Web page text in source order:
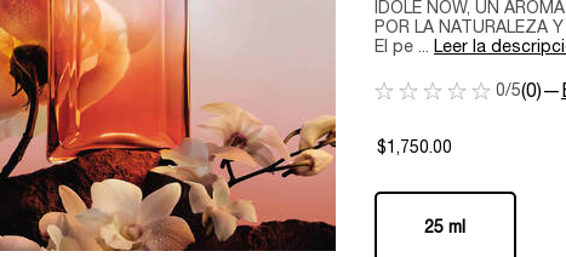
IDÔLE NOW, UN
POR LA NATURALEZA
El pe ... Leer la
0/5(0)—
$1,750.00
Selected
25 ml
, 1 of 1